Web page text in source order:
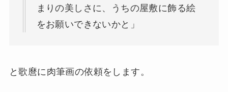
まりの美しさに、うちの屋敷に飾る絵
をお願いできないかと」
と歌麿に肉筆画の依頼をします。